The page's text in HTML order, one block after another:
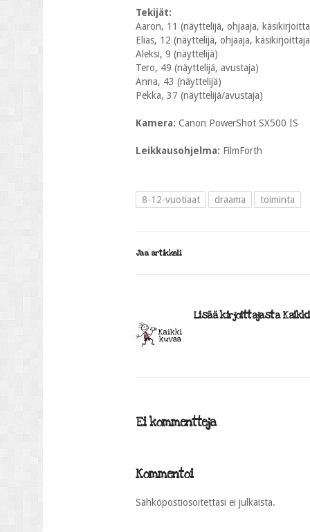
Tekijät:
Aaron, 11 (näyttelijä, ohjaaja,
Elias, 12 (näyttelijä, ohjaaja,
Aleksi, 9 (näyttelijä)
Tero, 49 (näyttelijä, avustaja)
Anna, 43 (näyttelijä)
Pekka, 37 (näyttelijä/avustaja)
Kamera: Canon PowerShot SX500 IS
Leikkausohjelma: FilmForth
8-12-vuotiaat draama toiminta
Jaa artikkeli
Lisää kirjoittajasta
Ei kommentteja
Kommentoi
Sähköpostiosoitettasi ei julkaista.